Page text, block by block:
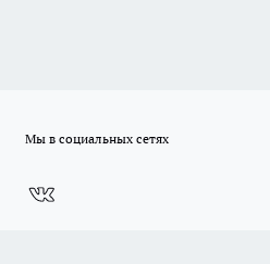
Мы в социальных сетях